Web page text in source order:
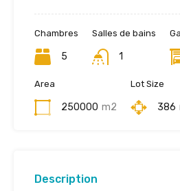
Chambres
5
Salles de bains
1
Area
250000 m2
Lot Size
386
Description